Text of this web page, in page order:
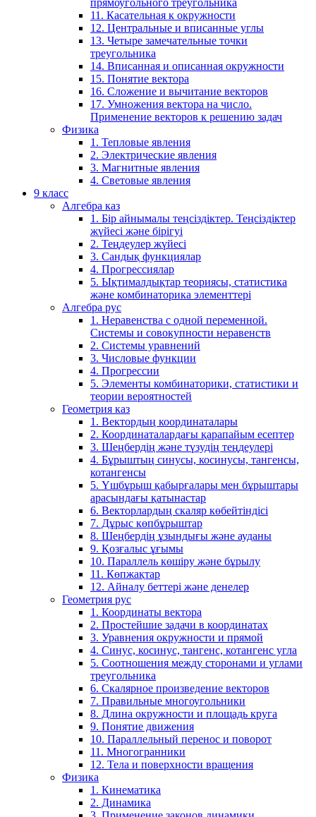
11. Касательная к окружности
12. Центральные и вписанные углы
13. Четыре замечательные точки
треугольника
14. Вписанная и описанная окружности
15. Понятие вектора
16. Сложение и вычитание векторов
17. Умножения вектора на число.
Применение векторов к решению задач
Физика
1. Тепловые явления
2. Электрические явления
3. Магнитные явления
4. Световые явления
9 класс
Алгебра каз
1. Бір айнымалы теңсіздіктер. Теңсіздіктер
жүйесі және бірігуі
2. Теңдеулер жүйесі
3. Сандық функциялар
4. Прогрессиялар
5. Ықтималдықтар теориясы, статистика
және комбинаторика элементтері
Алгебра рус
1. Неравенства с одной переменной.
Системы и совокупности неравенств
2. Системы уравнений
3. Числовые функции
4. Прогрессии
5. Элементы комбинаторики, статистики и
теории вероятностей
Геометрия каз
1. Вектордың координаталары
2. Координаталардағы қарапайым есептер
3. Шеңбердің және түзудің теңдеулері
4. Бұрыштың синусы, косинусы, тангенсы,
котангенсы
5. Үшбұрыш қабырғалары мен бұрыштары
арасындағы қатынастар
6. Векторлардың скаляр көбейтіндісі
7. Дұрыс көпбұрыштар
8. Шеңбердің ұзындығы және ауданы
9. Қозғалыс ұғымы
10. Параллель көшіру және бұрылу
11. Көпжақтар
12. Айналу беттері және денелер
Геометрия рус
1. Координаты вектора
2. Простейшие задачи в координатах
3. Уравнения окружности и прямой
4. Синус, косинус, тангенс, котангенс угла
5. Соотношения между сторонами и углами
треугольника
6. Скалярное произведение векторов
7. Правильные многоугольники
8. Длина окружности и площадь круга
9. Понятие движения
10. Параллельный перенос и поворот
11. Многогранники
12. Тела и поверхности вращения
Физика
1. Кинематика
2. Динамика